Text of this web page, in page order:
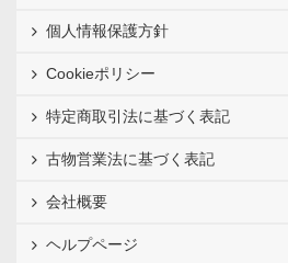
個人情報保護方針
Cookieポリシー
特定商取引法に基づく表記
古物営業法に基づく表記
会社概要
ヘルプページ